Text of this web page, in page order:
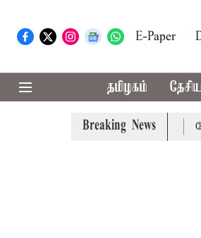
E-Paper
தமிழகம்
Breaking News
வாபஸ் பெற்றார் சங்கீதா